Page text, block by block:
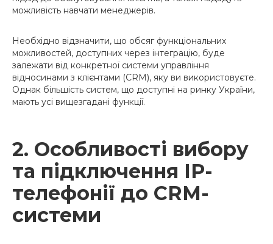
можливість навчати менеджерів.
Необхідно відзначити, що обсяг функціональних
можливостей, доступних через інтеграцію, буде
залежати від конкретної системи управління
відносинами з клієнтами (CRM), яку ви використовуєте.
Однак більшість систем, що доступні на ринку України,
мають усі вищезгадані функції.
2. Особливості вибору
та підключення IP-
телефонії до CRM-
системи